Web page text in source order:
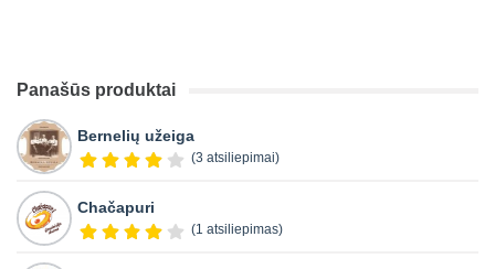
Panašūs produktai
Bernelių užeiga
(3 atsiliepimai)
Chačapuri
(1 atsiliepimas)